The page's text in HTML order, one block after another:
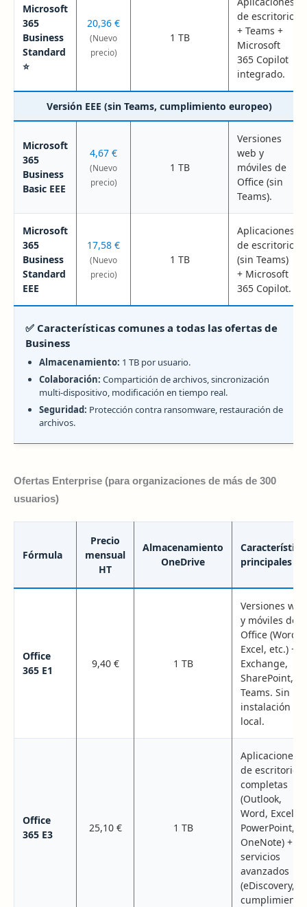
Microsoft
365
Business
Standard
⭐
20,36 €
(Nuevo
precio)
1 TB
de escritorio
+ Teams +
Microsoft
365 Copilot
integrado.
Versión EEE (sin Teams, cumplimiento europeo)
Microsoft
365
Business
Basic EEE
4,67 €
(Nuevo
precio)
1 TB
Versiones
web y
móviles de
Office (sin
Teams).
Microsoft
365
Business
Standard
EEE
17,58 €
(Nuevo
precio)
1 TB
Aplicaciones
de escritorio
(sin Teams)
+ Microsoft
365 Copilot.
✅ Características comunes a todas las ofertas de
Business
Almacenamiento: 1 TB por usuario.
Colaboración: Compartición de archivos, sincronización
multi-dispositivo, modificación en tiempo real.
Seguridad: Protección contra ransomware, restauración de
archivos.
Ofertas Enterprise (para organizaciones de más de 300
usuarios)
Fórmula
Precio
mensual
HT
Almacenamiento
OneDrive
principales
Office
365 E1
9,40 € 1 TB
Versiones web
y móviles de
Office (Word,
Excel, etc.) +
Exchange,
SharePoint,
Teams. Sin
instalación
local.
Office
365 E3
25,10 € 1 TB
Aplicaciones
de escritorio
completas
(Outlook,
Word, Excel,
PowerPoint,
OneNote) +
servicios
avanzados
(eDiscovery,